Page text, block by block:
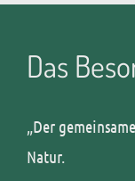
Das
„Der
Natur.